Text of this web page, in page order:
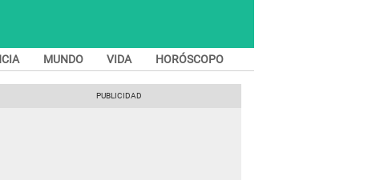
MUNDO VIDA HORÓSCOPO